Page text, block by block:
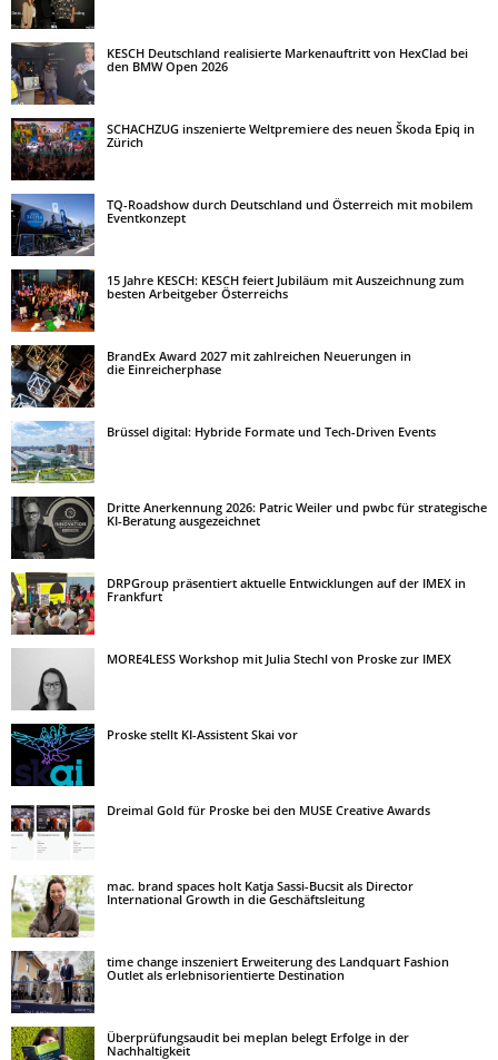
KESCH Deutschland realisierte Markenauftritt von HexClad bei
den BMW Open 2026
SCHACHZUG inszenierte Weltpremiere des neuen Škoda Epiq in
Zürich
TQ-Roadshow durch Deutschland und Österreich mit mobilem
Eventkonzept
15 Jahre KESCH: KESCH feiert Jubiläum mit Auszeichnung zum
besten Arbeitgeber Österreichs
BrandEx Award 2027 mit zahlreichen Neuerungen in
die Einreicherphase
Brüssel digital: Hybride Formate und Tech-Driven Events
Dritte Anerkennung 2026: Patric Weiler und pwbc für strategische
KI-Beratung ausgezeichnet
DRPGroup präsentiert aktuelle Entwicklungen auf der IMEX in
Frankfurt
MORE4LESS Workshop mit Julia Stechl von Proske zur IMEX
Proske stellt KI-Assistent Skai vor
Dreimal Gold für Proske bei den MUSE Creative Awards
mac. brand spaces holt Katja Sassi-Bucsit als Director
International Growth in die Geschäftsleitung
time change inszeniert Erweiterung des Landquart Fashion
Outlet als erlebnisorientierte Destination
Überprüfungsaudit bei meplan belegt Erfolge in der
Nachhaltigkeit